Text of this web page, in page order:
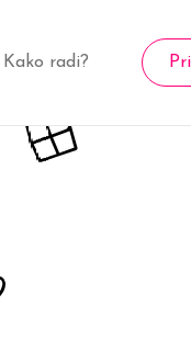
Kako radi?